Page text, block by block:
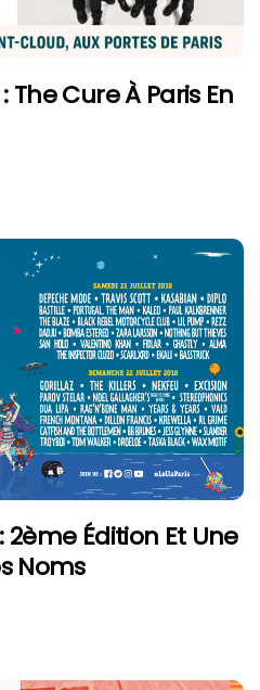
The Cure À Paris En
2ème Édition Et Une
Noms